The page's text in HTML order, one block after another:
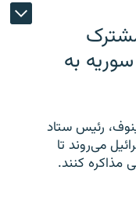
به
رئیس ستاد
می‌روند تا
مذاکره کنند.